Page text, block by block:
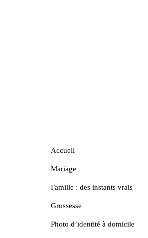
Accueil
Mariage
Famille : des instants vrais
Grossesse
Photo d’identité à domicile